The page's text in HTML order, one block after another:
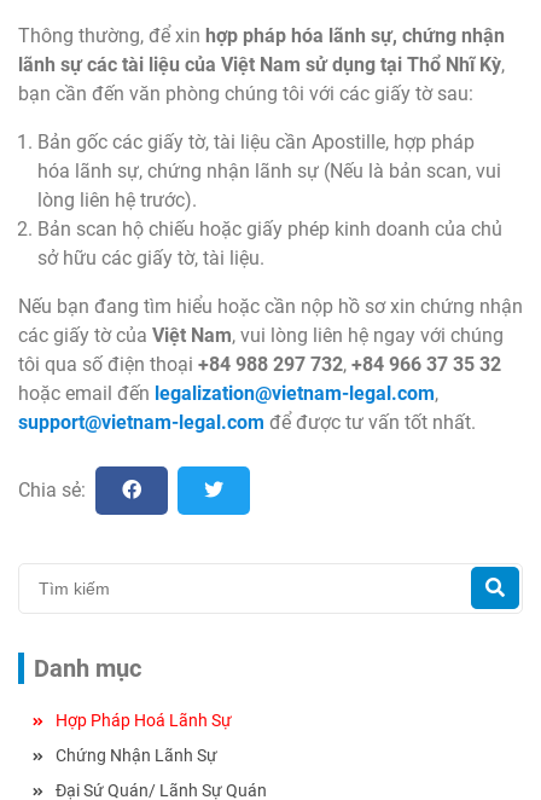
Thông thường, để xin hợp pháp hóa lãnh sự, chứng nhận
lãnh sự các tài liệu của Việt Nam sử dụng tại Thổ Nhĩ Kỳ,
bạn cần đến văn phòng chúng tôi với các giấy tờ sau:
Bản gốc các giấy tờ, tài liệu cần Apostille, hợp pháp
hóa lãnh sự, chứng nhận lãnh sự (Nếu là bản scan, vui
lòng liên hệ trước).
Bản scan hộ chiếu hoặc giấy phép kinh doanh của chủ
sở hữu các giấy tờ, tài liệu.
Nếu bạn đang tìm hiểu hoặc cần nộp hồ sơ xin chứng nhận
các giấy tờ của Việt Nam, vui lòng liên hệ ngay với chúng
tôi qua số điện thoại +84 988 297 732, +84 966 37 35 32
hoặc email đến legalization@vietnam-legal.com,
support@vietnam-legal.com để được tư vấn tốt nhất.
Chia sẻ:
Danh mục
Hợp Pháp Hoá Lãnh Sự
Chứng Nhận Lãnh Sự
Đại Sứ Quán/ Lãnh Sự Quán